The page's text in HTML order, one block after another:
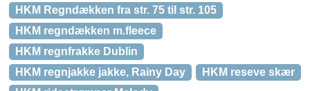
HKM Regndækken fra str. 75 til str. 105
HKM regndækken m.fleece
HKM regnfrakke Dublin
HKM regnjakke jakke, Rainy Day
HKM reseve skær